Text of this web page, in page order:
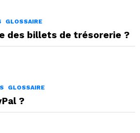
GLOSSAIRE
des billets de trésorerie ?
GLOSSAIRE
?